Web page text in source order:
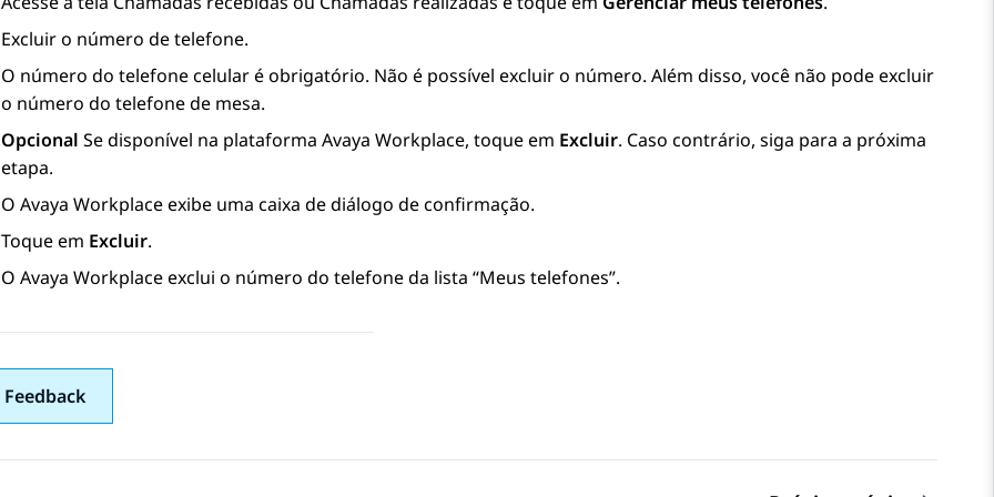
Excluir o número de telefone.
O número do telefone celular é obrigatório. Não é possível excluir o número. Além disso, você não pode excluir
o número do telefone de mesa.
Opcional Se disponível na plataforma Avaya Workplace, toque em Excluir. Caso contrário, siga para a próxima
etapa.
O Avaya Workplaceexibe uma caixa de diálogo de confirmação.
Toque em Excluir.
O Avaya Workplaceexclui o número do telefone da lista “Meus telefones”.
Feedback